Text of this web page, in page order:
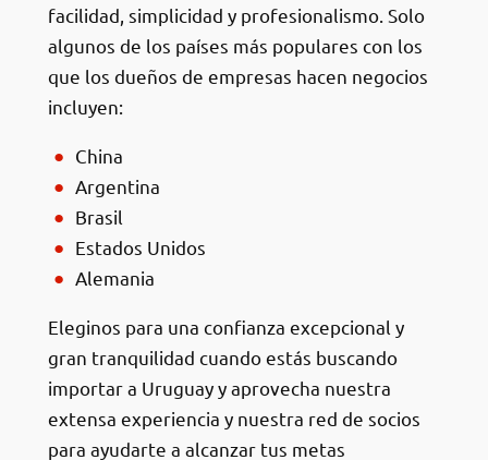
facilidad, simplicidad y profesionalismo. Solo
algunos de los países más populares con los
que los dueños de empresas hacen negocios
incluyen:
China
Argentina
Brasil
Estados Unidos
Alemania
Eleginos para una confianza excepcional y
gran tranquilidad cuando estás buscando
importar a Uruguay y aprovecha nuestra
extensa experiencia y nuestra red de socios
para ayudarte a alcanzar tus metas